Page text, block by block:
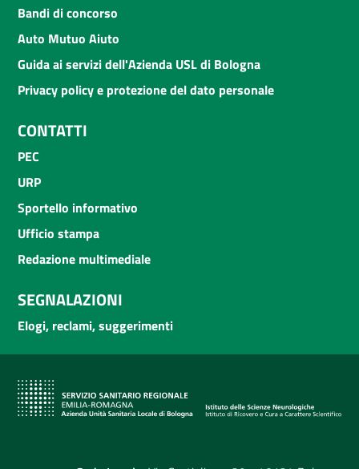
Bandi di concorso
Auto Mutuo Aiuto
Guida ai servizi dell'Azienda USL di Bologna
Privacy policy e protezione del dato personale
CONTATTI
PEC
URP
Sportello informativo
Ufficio stampa
Redazione multimediale
SEGNALAZIONI
Elogi, reclami, suggerimenti